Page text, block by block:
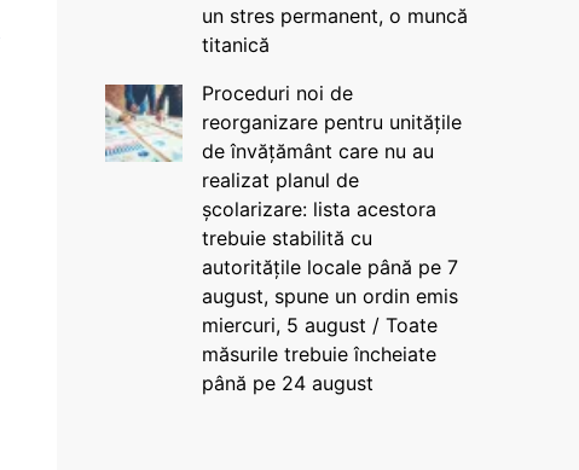
un stres permanent, o muncă
titanică
Proceduri noi de
reorganizare pentru unitățile
de învățământ care nu au
realizat planul de
școlarizare: lista acestora
trebuie stabilită cu
autoritățile locale până pe 7
august, spune un ordin emis
miercuri, 5 august / Toate
măsurile trebuie încheiate
până pe 24 august